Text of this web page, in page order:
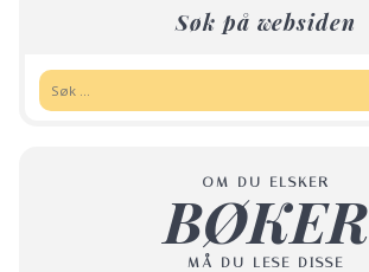
Søk på websiden
OM DU ELSKER
BØKER
MÅ DU LESE DISSE